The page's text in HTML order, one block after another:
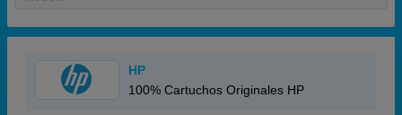
HP
100% Cartuchos Originales HP